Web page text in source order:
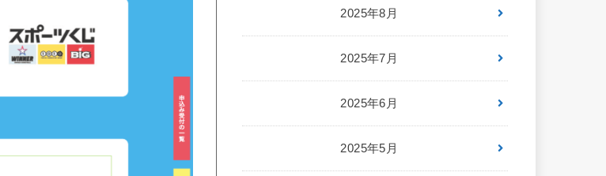
2025年8月
2025年7月
2025年6月
2025年5月